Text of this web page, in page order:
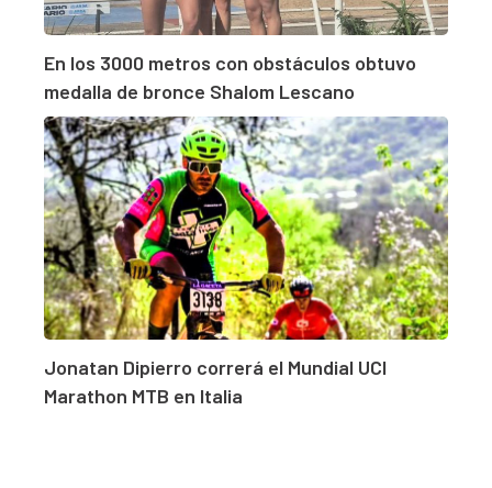
En los 3000 metros con obstáculos obtuvo
medalla de bronce Shalom Lescano
Jonatan Dipierro correrá el Mundial UCI
Marathon MTB en Italia